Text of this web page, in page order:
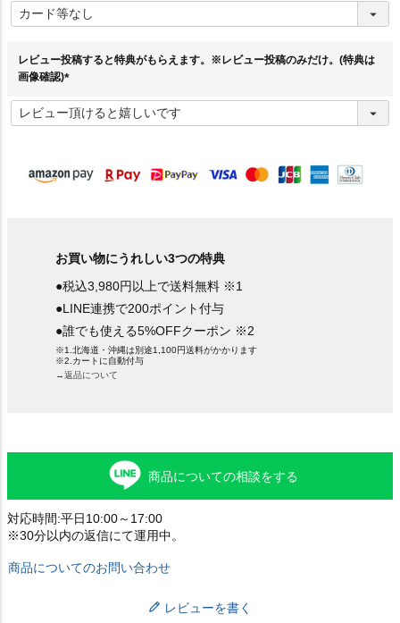
必
須
レビュー投稿すると特典がもらえます。※レビュー投稿のみだけ。(特典は
画像確認)
必
須
お買い物にうれしい3つの特典
●税込3,980円以上で送料無料 ※1
●LINE連携で200ポイント付与
●誰でも使える5%OFFクーポン ※2
※1.北海道・沖縄は別途1,100円送料がかかります
※2.カートに自動付与
→返品について
商品についての相談をする
対応時間:平日10:00～17:00
※30分以内の返信にて運用中。
商品についてのお問い合わせ
レビューを書く